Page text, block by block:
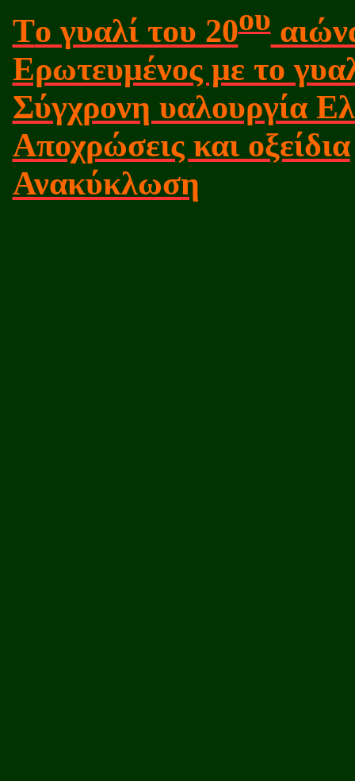
Tο γυαλί του 20ου
Ερωτευμένος με το
Σύγχρονη υαλουργία
Αποχρώσεις και οξείδια
Ανακύκλωση